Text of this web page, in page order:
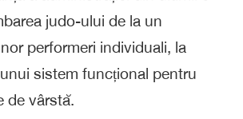
judo-ului de la un
performeri individuali, la
sistem funcțional pentru
de vârstă.